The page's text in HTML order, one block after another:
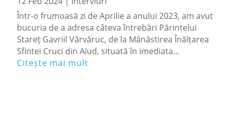
Într-o frumoasă zi de Aprilie a anului 2023, am avut
bucuria de a adresa câteva întrebări Părintelui
Stareț Gavriil Vărvăruc, de la Mănăstirea Înălțarea
Sfintei Cruci din Aiud, situată în imediata...
Citește mai mult